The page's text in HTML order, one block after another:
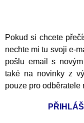
Pokud si chcete
nechte mi tu svoji e-
pošlu email s
také na novinky z
pouze pro odběratele